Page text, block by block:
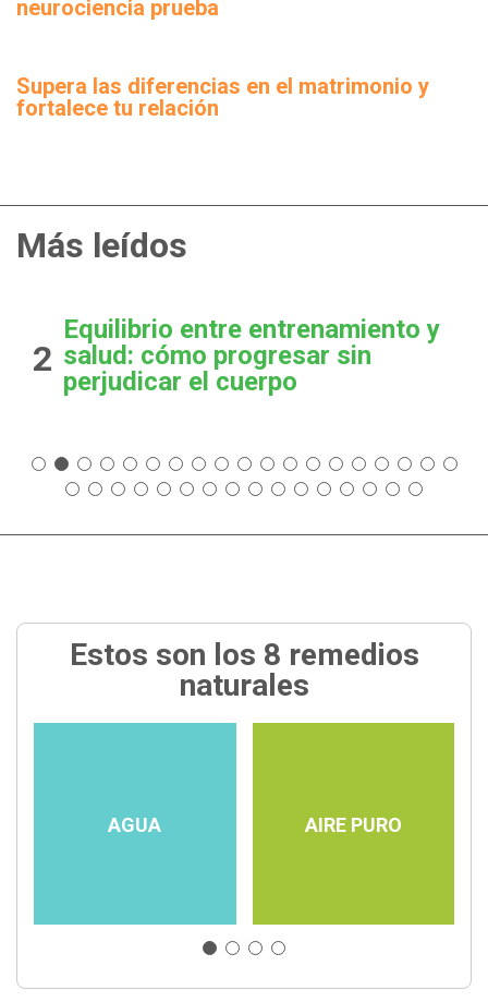
neurociencia prueba
Supera las diferencias en el matrimonio y
fortalece tu relación
Más leídos
2
Equilibrio entre entrenamiento y
salud: cómo progresar sin
perjudicar el cuerpo
Estos son los 8 remedios
naturales
AGUA AIRE PURO